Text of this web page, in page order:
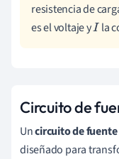
resistencia de
es el voltaje yI la
Circuito de
Uncircuito de
diseñado para